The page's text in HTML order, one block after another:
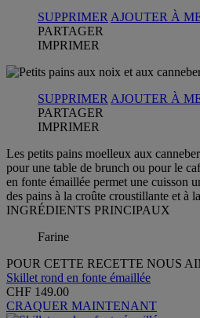
SUPPRIMER AJOUTER À
PARTAGER
IMPRIMER
SUPPRIMER AJOUTER À
PARTAGER
IMPRIMER
Les petits pains moelleux aux
pour une table de brunch ou pour le
en fonte émaillée permet une cuisson
des pains à la croûte croustillante et à
INGRÉDIENTS PRINCIPAUX
Farine
POUR CETTE RECETTE NOUS
Skillet rond en fonte émaillée
CHF 149.00
CRAQUER MAINTENANT